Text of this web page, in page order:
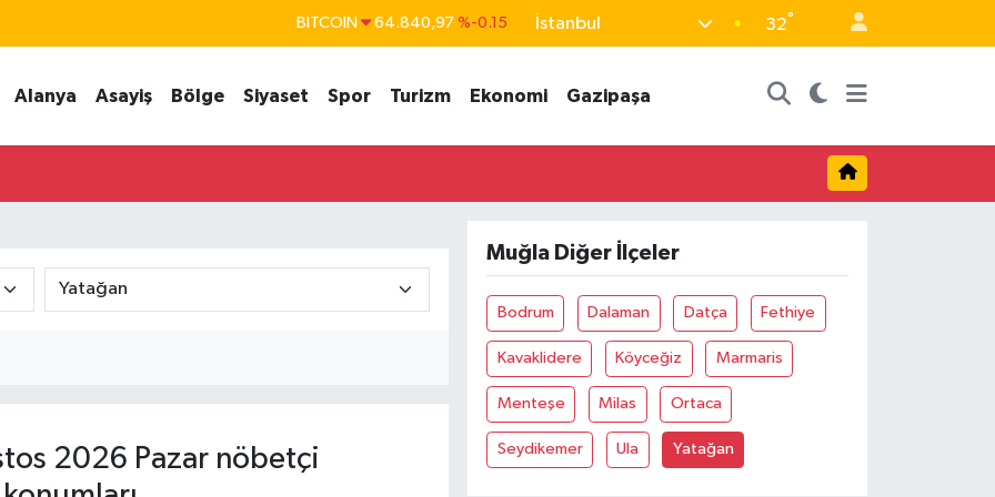
BITCOIN 64.840,97 %-0.15
EURO 55,2510 %0.32
STERLİN 64,4811 %0.38
İstanbul 32°
Alanya Asayiş Bölge Siyaset Spor Turizm Ekonomi Gazipaşa
2026 Pazar nöbetçi
Muğla Diğer İlçeler
Bodrum Dalaman Datça Fethiye
Kavaklidere Köyceğiz Marmaris
Menteşe Milas Ortaca
Seydikemer Ula Yatağan